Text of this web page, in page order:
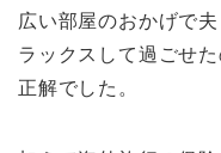
広い部屋のおかげで
ラックスして過ごせ
正解でした。